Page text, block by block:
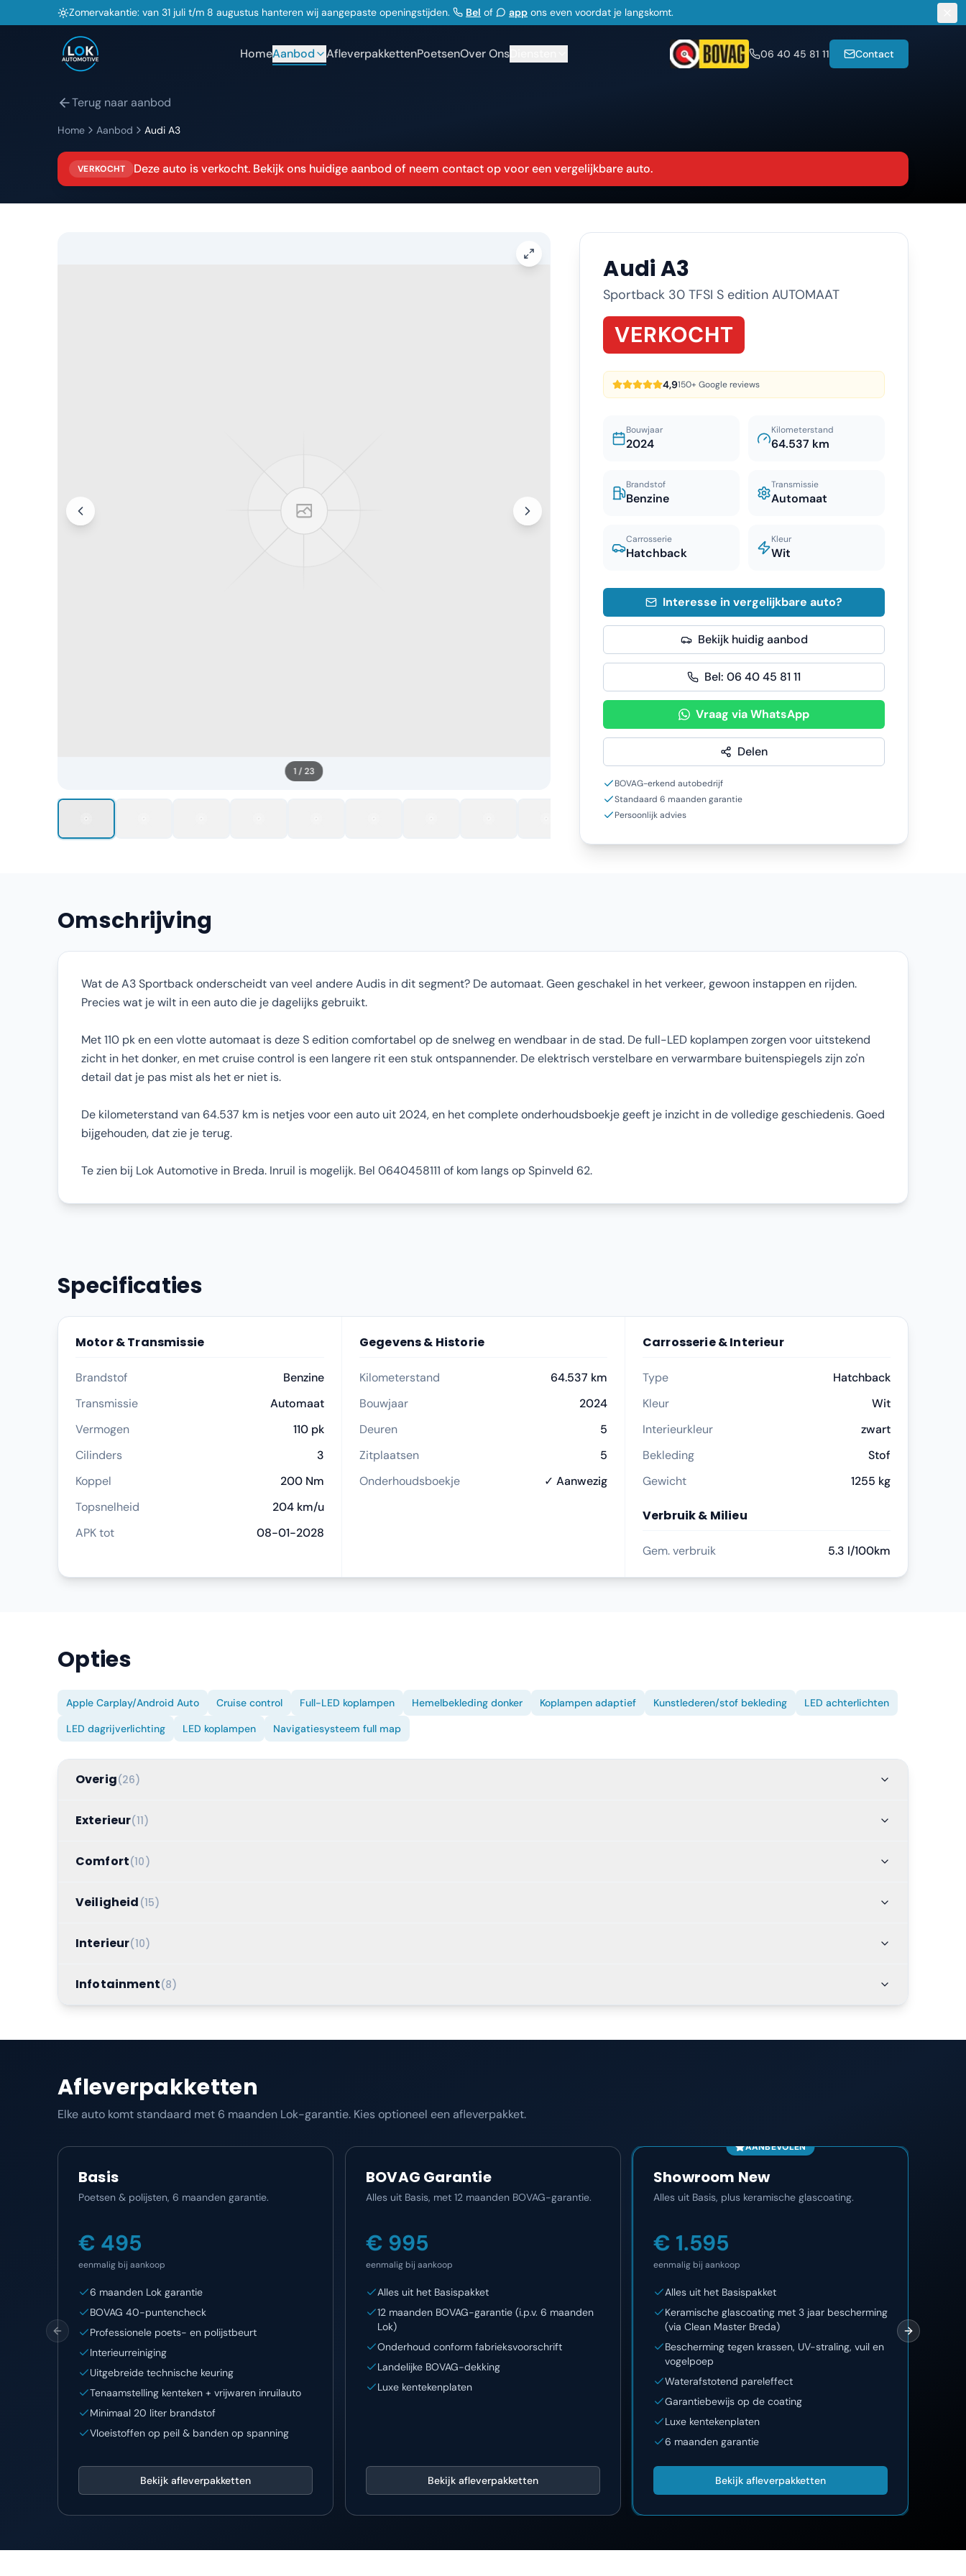
Zomervakantie: van 31 juli t/m 8 augustus hanteren wij aangepaste openingstijden. Bel of app ons even voordat je langskomt.
HomeAanbod AfleverpakkettenPoetsenOver Ons 06 40 45 81 11 Contact
Terug naar aanbod
Home Aanbod Audi A3
VERKOCHT Deze auto is verkocht. Bekijk ons huidige aanbod of neem contact op voor een vergelijkbare auto.
1 /23
AudiA3
Sportback 30 TFSI S edition AUTOMAAT
VERKOCHT
4,9150+ Google reviews
Bouwjaar
2024
Kilometerstand
64.537 km
Brandstof
Benzine
Transmissie
Automaat
Carrosserie
Hatchback
Kleur
Wit
Interesse in vergelijkbare auto?
Bekijk huidig aanbod
Bel:06 40 45 81 11
Vraag via WhatsApp
Delen
BOVAG-erkend autobedrijf
Standaard 6 maanden garantie
Persoonlijk advies
Omschrijving
Wat de A3 Sportback onderscheidt van veel andere Audis in dit segment? De automaat. Geen geschakel in het verkeer, gewoon instappen en rijden.
Precies wat je wilt in een auto die je dagelijks gebruikt.
Met 110 pk en een vlotte automaat is deze S edition comfortabel op de snelweg en wendbaar in de stad. De full-LED koplampen zorgen voor uitstekend
zicht in het donker, en met cruise control is een langere rit een stuk ontspannender. De elektrisch verstelbare en verwarmbare buitenspiegels zijn zo'n
detail dat je pas mist als het er niet is.
De kilometerstand van 64.537 km is netjes voor een auto uit 2024, en het complete onderhoudsboekje geeft je inzicht in de volledige geschiedenis. Goed
bijgehouden, dat zie je terug.
Te zien bij Lok Automotive in Breda. Inruil is mogelijk. Bel 0640458111 of kom langs op Spinveld 62.
Specificaties
Motor & Transmissie
Brandstof
Benzine
Transmissie
Automaat
Vermogen
110 pk
Cilinders
3
Koppel
200 Nm
Topsnelheid
204 km/u
APK tot
08-01-2028
Gegevens & Historie
Kilometerstand
64.537 km
Bouwjaar
2024
Deuren
5
Zitplaatsen
5
Onderhoudsboekje
✓ Aanwezig
Carrosserie & Interieur
Type
Hatchback
Kleur
Wit
Interieurkleur
zwart
Bekleding
Stof
Gewicht
1255 kg
Verbruik & Milieu
Gem. verbruik 5.3 l/100km
Opties
Apple Carplay/Android Auto Cruise control Full-LED koplampen Hemelbekleding donker Koplampen adaptief Kunstlederen/stof bekleding
LED achterlichten
LED dagrijverlichting
LED koplampen Navigatiesysteem full map
Overig(26)
Exterieur(11)
Comfort(10 )
Veiligheid (15)
Interieur(10)
Infotainment(8)
Afleverpakketten
Elke auto komt standaard met 6 maanden Lok-garantie. Kies optioneel een afleverpakket.
Basis
Poetsen & polijsten, 6 maanden garantie.
€ 495
eenmalig bij aankoop
6 maanden Lok garantie
BOVAG 40-puntencheck
Professionele poets- en polijstbeurt
Interieurreiniging
Uitgebreide technische keuring
Tenaamstelling kenteken + vrijwaren inruilauto
Minimaal 20 liter brandstof
Vloeistoffen op peil & banden op spanning
Bekijk afleverpakketten
BOVAG Garantie
Alles uit Basis, met 12 maanden BOVAG-garantie.
€ 995
eenmalig bij aankoop
Alles uit het Basispakket
12 maanden BOVAG-garantie (i.p.v. 6 maanden
Lok)
Onderhoud conform fabrieksvoorschrift
Landelijke BOVAG-dekking
Luxe kentekenplaten
Bekijk afleverpakketten
AANBEVOLEN
Showroom New
Alles uit Basis, plus keramische glascoating.
€ 1.595
eenmalig bij aankoop
Alles uit het Basispakket
Keramische glascoating met 3 jaar bescherming
(via Clean Master Breda)
Bescherming tegen krassen, UV-straling, vuil en
vogelpoep
Waterafstotend pareleffect
Garantiebewijs op de coating
Luxe kentekenplaten
6 maanden garantie
Bekijk afleverpakketten
Previous slide Next slide